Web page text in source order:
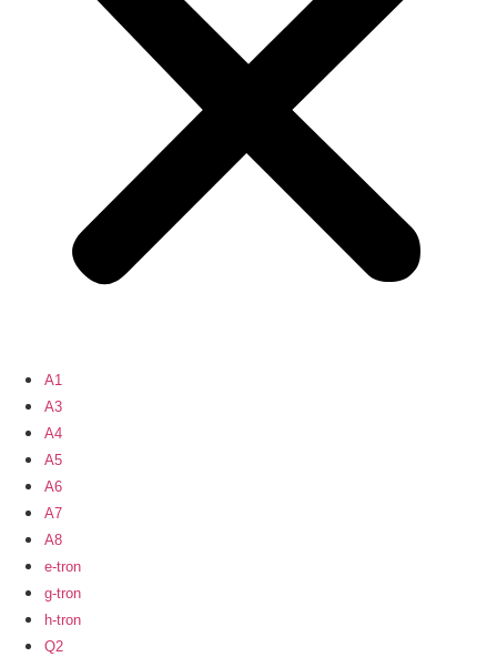
A1
A3
A4
A5
A6
A7
A8
e-tron
g-tron
h-tron
Q2